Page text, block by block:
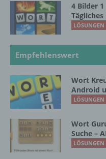
4 Bilder
Tägliches
LÖSUNGEN
Empfehlenswert
Wort
Android
LÖSUNGEN
Wort
Suche –
LÖSUNGEN
Profiling ist jede
Verarbeitung
darin besteht,
werden, um
die sich auf eine
zu bewerten,
bezüglich
Lage,
Interessen,
Aufenthaltsort
natürlichen
vorherzusagen.